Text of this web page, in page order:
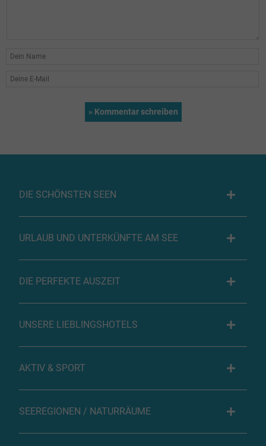
DIE SCHÖNSTEN SEEN
URLAUB UND UNTERKÜNFTE AM SEE
DIE PERFEKTE AUSZEIT
UNSERE LIEBLINGSHOTELS
AKTIV & SPORT
SEEREGIONEN / NATURRÄUME